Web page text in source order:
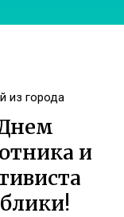
из города
и